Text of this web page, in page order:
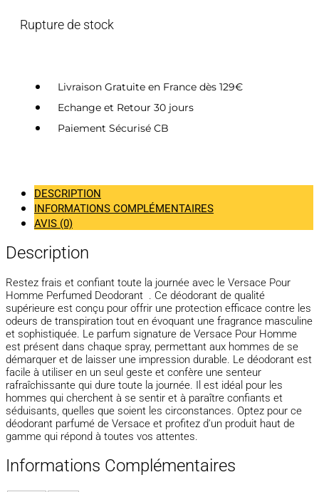
Rupture de stock
Livraison Gratuite en France dès 129€
Echange et Retour 30 jours
Paiement Sécurisé CB
DESCRIPTION
INFORMATIONS COMPLÉMENTAIRES
AVIS (0)
Description
Restez frais et confiant toute la journée avec le Versace Pour
Homme Perfumed Deodorant . Ce déodorant de qualité
supérieure est conçu pour offrir une protection efficace contre les
odeurs de transpiration tout en évoquant une fragrance masculine
et sophistiquée. Le parfum signature de Versace Pour Homme
est présent dans chaque spray, permettant aux hommes de se
démarquer et de laisser une impression durable. Le déodorant est
facile à utiliser en un seul geste et confère une senteur
rafraîchissante qui dure toute la journée. Il est idéal pour les
hommes qui cherchent à se sentir et à paraître confiants et
séduisants, quelles que soient les circonstances. Optez pour ce
déodorant parfumé de Versace et profitez d’un produit haut de
gamme qui répond à toutes vos attentes.
Informations Complémentaires